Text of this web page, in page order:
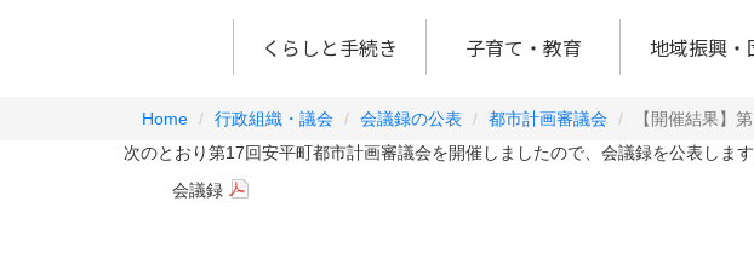
くらしと手続き 子育て・教育 地域振興・
Home 行政組織・議会 会議録の公表 都市計画審議会
【開催結果】
次のとおり第17回安平町都市計画審議会を開催しましたので、会議録を公表します
会議録